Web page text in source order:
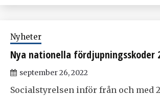
Nyheter
Nya nationella fördjupningsskoder
september 26, 2022
Socialstyrelsen inför från och med